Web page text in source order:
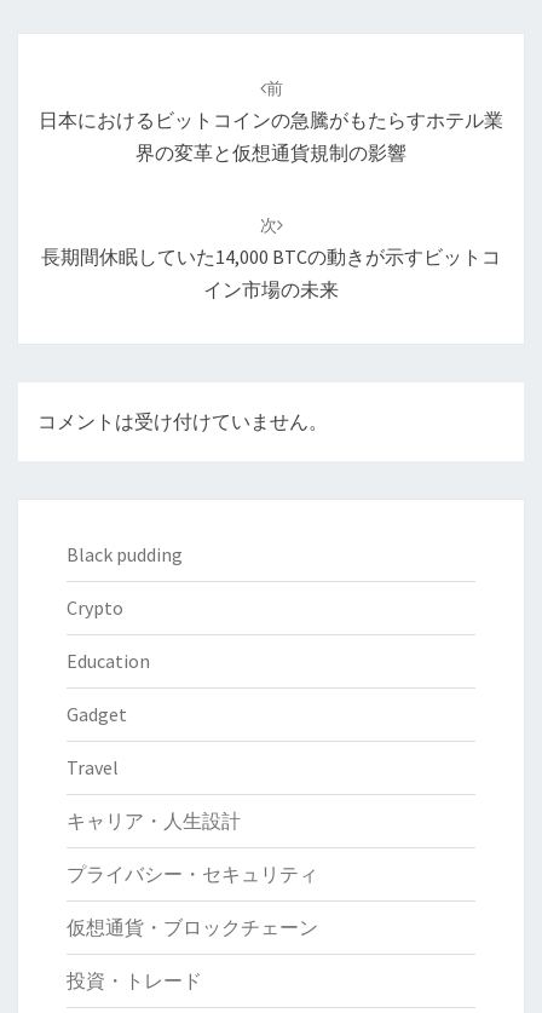
ナ
ョ
前
日本におけるビットコインの急騰がもたらすホテル業
界の変革と仮想通貨規制の影響
次
長期間休眠していた14,000 BTCの動きが示すビットコ
イン市場の未来
コメントは受け付けていません。
Black pudding
Crypto
Education
Gadget
Travel
キャリア・人生設計
プライバシー・セキュリティ
仮想通貨・ブロックチェーン
投資・トレード